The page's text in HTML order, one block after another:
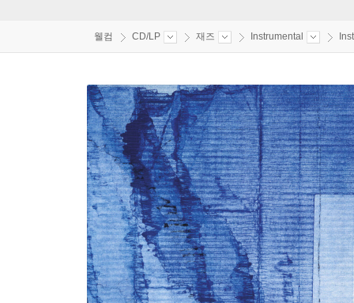
웰컴 CD/LP 재즈 Instrumental